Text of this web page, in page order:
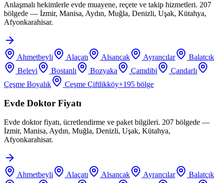
Anlaşmalı hekimlerle evde muayene, reçete ve takip hizmetleri. 207
bölgede — İzmir, Manisa, Aydın, Muğla, Denizli, Uşak, Kütahya,
Afyonkarahisar.
Ahmetbeyli Alaçatı Alsancak Ayrancılar
Balatçık
Belevi
Bostanlı Bozyaka Çamdibi
Çandarlı
Çeşme Boyalık
Çeşme Çiftlikköy+195 bölge
Evde Doktor Fiyatı
Evde doktor fiyatı, ücretlendirme ve paket bilgileri. 207 bölgede —
İzmir, Manisa, Aydın, Muğla, Denizli, Uşak, Kütahya,
Afyonkarahisar.
Ahmetbeyli Alaçatı Alsancak Ayrancılar
Balatçık